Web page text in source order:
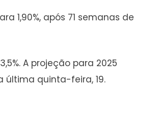
1,90%, após 71 semanas de
A projeção para 2025
última quinta-feira, 19.